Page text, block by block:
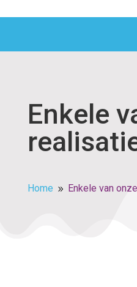
Enkele
Home 9 Enkele van